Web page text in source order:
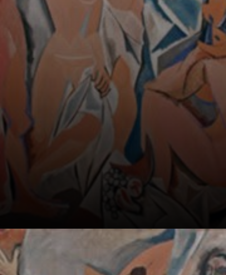
compostas por
planos e rostos
deformados,
inspirados no
artesanato ibérico
e nos máscaras
africanas.